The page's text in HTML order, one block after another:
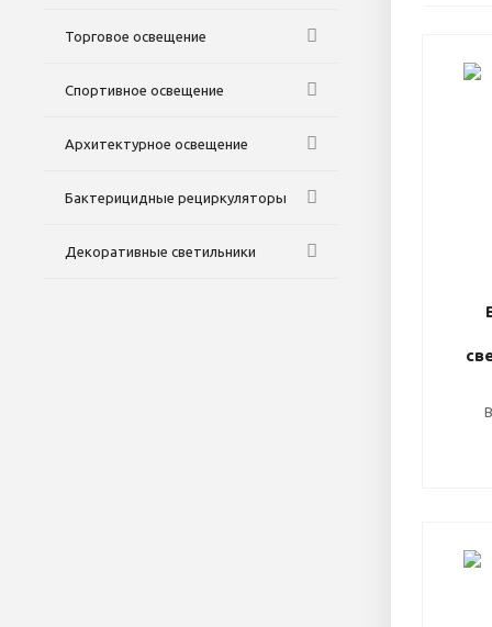
Торговое освещение
Спортивное освещение
Архитектурное освещение
Бактерицидные рециркуляторы
Декоративные светильники